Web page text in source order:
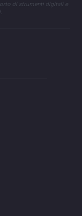
di strumenti digitali e